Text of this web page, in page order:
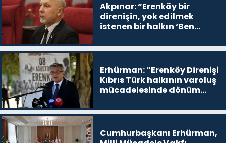
Akpınar: “Erenköy bir
direnişin, yok edilmek
istenen bir halkın ‘Ben
devam edeceğim’ dediği
Erhürman: “Erenköy Direnişi
Kıbrıs Türk halkının varoluş
mücadelesinde dönüm
Cumhurbaşkanı Erhürman,